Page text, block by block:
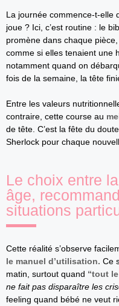
La journée commence-t-elle
joue ? Ici, c’est routine : le
promène dans chaque
comme si elles tenaient une
notamment quand on
fois de la semaine, la tête
Entre les valeurs
contraire, cette course au
de tête. C’est la fête du
Sherlock pour chaque
Le choix entre
âge,
situations
Cette réalité s’observe
le manuel d’utilisation. Ce
matin, surtout quand “tout
ne fait pas disparaître les
feeling quand bébé ne veut